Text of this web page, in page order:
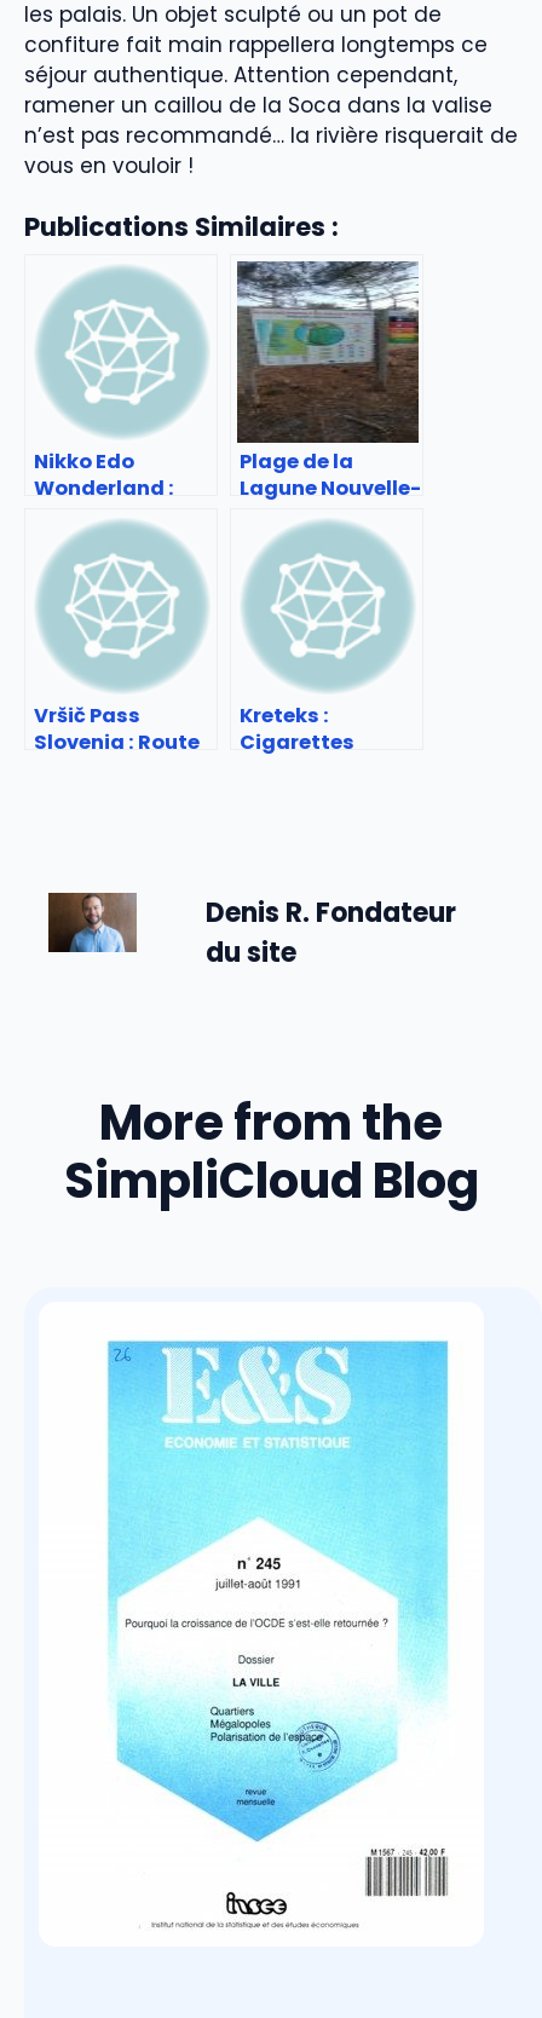
les palais. Un objet sculpté ou un pot de
confiture fait main rappellera longtemps ce
séjour authentique. Attention cependant,
ramener un caillou de la Soca dans la valise
n’est pas recommandé… la rivière risquerait de
vous en vouloir !
Publications Similaires :
Nikko Edo
Wonderland :
immersion dans
le Japon
d’autrefois
Plage de la
Lagune Nouvelle-
Aquitaine :
escapade nature
et détente
Vršič Pass
Slovenia : Route
Kreteks :
Cigarettes
Denis R. Fondateur
du site
More from the
SimpliCloud Blog